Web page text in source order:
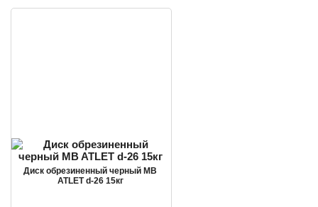
Диск обрезиненный черный MB
ATLET d-26 15кг